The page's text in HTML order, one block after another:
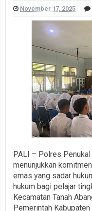
November 17, 2025
PALI – Polres
menunjukkan
emas yang sadar
hukum bagi pelajar
Kecamatan Tanah
Pemerintah